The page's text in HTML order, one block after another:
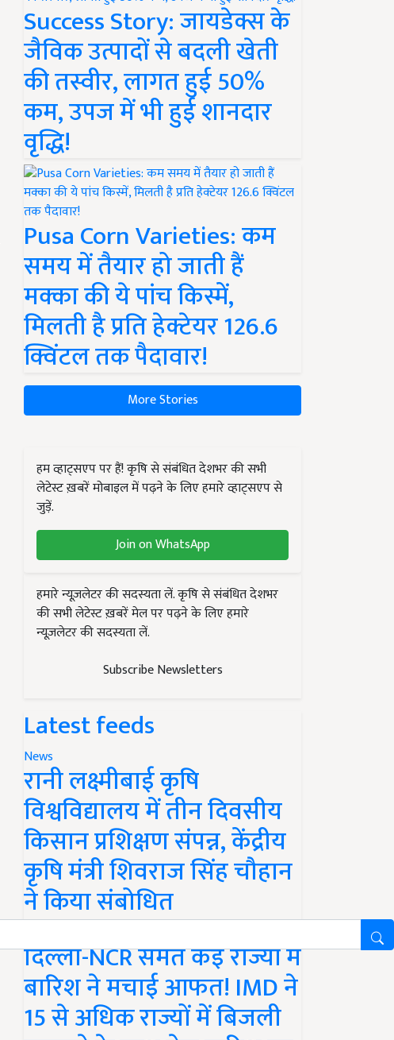
Success Story: जायडेक्स के
जैविक उत्पादों से बदली खेती
की तस्वीर, लागत हुई 50%
कम, उपज में भी हुई शानदार
वृद्धि!
Pusa Corn Varieties: कम
समय में तैयार हो जाती हैं
मक्का की ये पांच किस्में,
मिलती है प्रति हेक्टेयर 126.6
क्विंटल तक पैदावार!
More Stories
हम व्हाट्सएप पर हैं! कृषि से संबंधित देशभर की सभी
लेटेस्ट ख़बरें मोबाइल में पढ़ने के लिए हमारे व्हाट्सएप से
जुड़ें.
Join on WhatsApp
हमारे न्यूज़लेटर की सदस्यता लें. कृषि से संबंधित देशभर
की सभी लेटेस्ट ख़बरें मेल पर पढ़ने के लिए हमारे
न्यूज़लेटर की सदस्यता लें.
Subscribe Newsletters
Latest feeds
News
रानी लक्ष्मीबाई कृषि
विश्वविद्यालय में तीन दिवसीय
किसान प्रशिक्षण संपन्न, केंद्रीय
कृषि मंत्री शिवराज सिंह चौहान
ने किया संबोधित
दिल्ली-NCR समेत कई राज्यों में
बारिश ने मचाई आफत! IMD ने
15 से अधिक राज्यों में बिजली